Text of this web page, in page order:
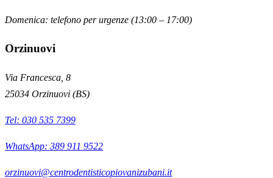
Domenica: telefono per urgenze (13:00 – 17:00)
Orzinuovi
Via Francesca, 8
25034 Orzinuovi (BS)
Tel: 030 535 7399
WhatsApp: 389 911 9522
orzinuovi@centrodentisticopiovanizubani.it